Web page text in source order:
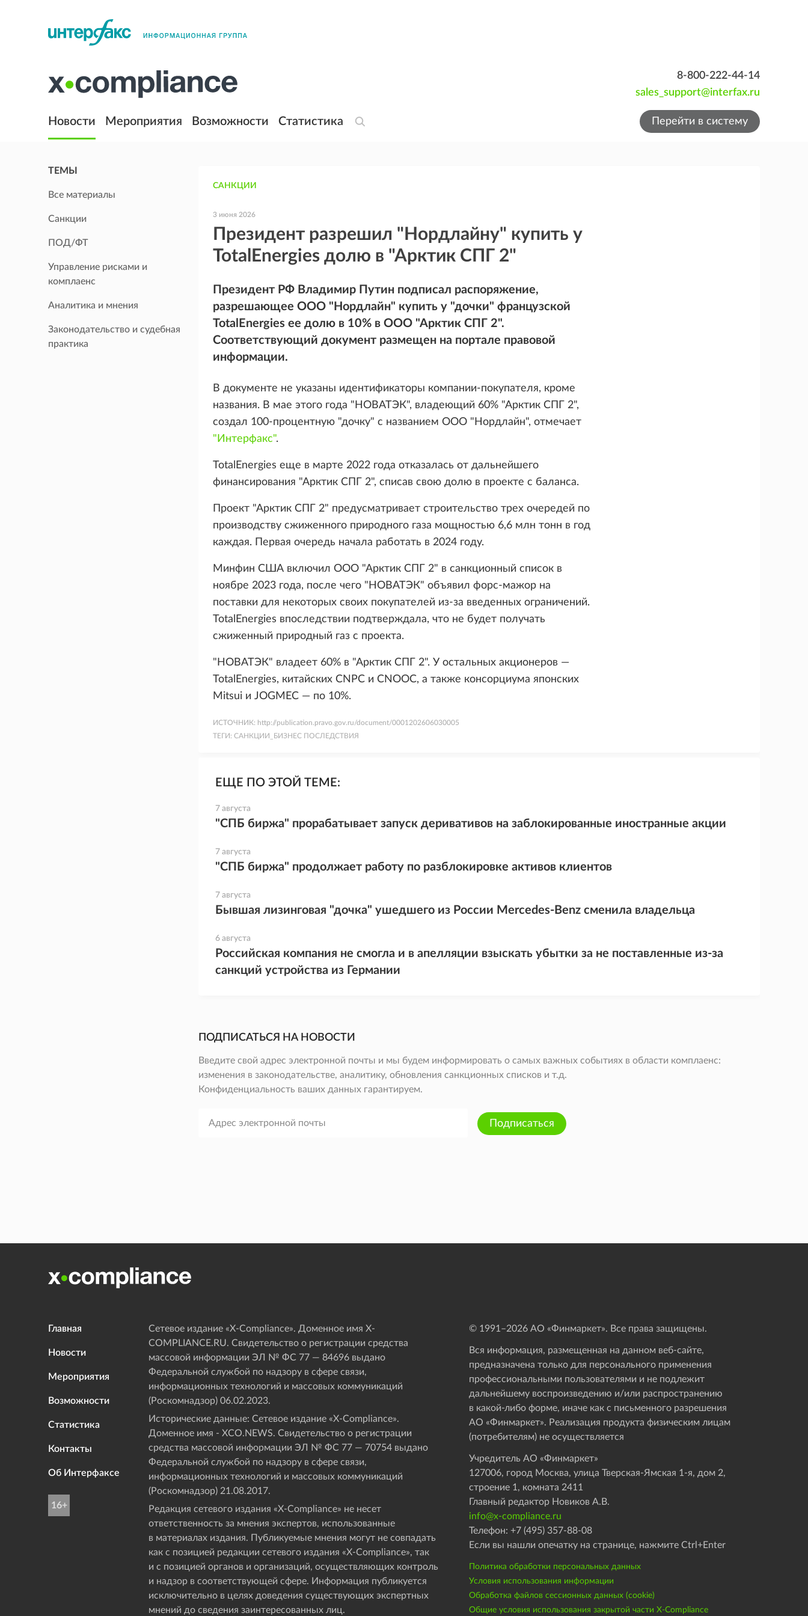
8-800-222-44-14
sales_support@interfax.ru
Новости Мероприятия Возможности Статистика Перейти в систему
ТЕМЫ
Все материалы
Санкции
ПОД/ФТ
Управление рисками и
комплаенс
Аналитика и мнения
Законодательство и судебная
практика
САНКЦИИ
3 июня 2026
Президент разрешил "Нордлайну" купить у
TotalEnergies долю в "Арктик СПГ 2"
Президент РФ Владимир Путин подписал распоряжение,
разрешающее ООО "Нордлайн" купить у "дочки" французской
TotalEnergies ее долю в 10% в ООО "Арктик СПГ 2".
Соответствующий документ размещен на портале правовой
информации.
В документе не указаны идентификаторы компании-покупателя, кроме
названия. В мае этого года "НОВАТЭК", владеющий 60% "Арктик СПГ 2",
создал 100-процентную "дочку" с названием ООО "Нордлайн", отмечает
"Интерфакс".
TotalEnergies еще в марте 2022 года отказалась от дальнейшего
финансирования "Арктик СПГ 2", списав свою долю в проекте с баланса.
Проект "Арктик СПГ 2" предусматривает строительство трех очередей по
производству сжиженного природного газа мощностью 6,6 млн тонн в год
каждая. Первая очередь начала работать в 2024 году.
Минфин США включил ООО "Арктик СПГ 2" в санкционный список в
ноябре 2023 года, после чего "НОВАТЭК" объявил форс-мажор на
поставки для некоторых своих покупателей из-за введенных ограничений.
TotalEnergies впоследствии подтверждала, что не будет получать
сжиженный природный газ с проекта.
"НОВАТЭК" владеет 60% в "Арктик СПГ 2". У остальных акционеров —
TotalEnergies, китайских CNPC и CNOOC, а также консорциума японских
Mitsui и JOGMEC — по 10%.
ИСТОЧНИК: http://publication.pravo.gov.ru/document/0001202606030005
ТЕГИ: САНКЦИИ_БИЗНЕС ПОСЛЕДСТВИЯ
ЕЩЕ ПО ЭТОЙ ТЕМЕ:
7 августа
"СПБ биржа" прорабатывает запуск деривативов на заблокированные иностранные акции
7 августа
"СПБ биржа" продолжает работу по разблокировке активов клиентов
7 августа
Бывшая лизинговая "дочка" ушедшего из России Mercedes-Benz сменила владельца
6 августа
Российская компания не смогла и в апелляции взыскать убытки за не поставленные из-за
санкций устройства из Германии
ПОДПИСАТЬСЯ НА НОВОСТИ
Введите свой адрес электронной почты и мы будем информировать о самых важных событиях в области комплаенс:
изменения в законодательстве, аналитику, обновления санкционных списков и т.д.
Конфиденциальность ваших данных гарантируем.
Подписаться
Главная
Новости
Мероприятия
Возможности
Статистика
Контакты
Об Интерфаксе
16+
Сетевое издание «Х-Compliance». Доменное имя X-
COMPLIANCE.RU. Свидетельство о регистрации средства
массовой информации ЭЛ № ФС 77 — 84696 выдано
Федеральной службой по надзору в сфере связи,
информационных технологий и массовых коммуникаций
(Роскомнадзор) 06.02.2023.
Исторические данные: Сетевое издание «Х-Compliance».
Доменное имя - XCO.NEWS. Свидетельство о регистрации
средства массовой информации ЭЛ № ФС 77 — 70754 выдано
Федеральной службой по надзору в сфере связи,
информационных технологий и массовых коммуникаций
(Роскомнадзор) 21.08.2017.
Редакция сетевого издания «X-Compliance» не несет
ответственность за мнения экспертов, использованные
в материалах издания. Публикуемые мнения могут не совпадать
как с позицией редакции сетевого издания «X-Compliance», так
и с позицией органов и организаций, осуществляющих контроль
и надзор в соответствующей сфере. Информация публикуется
исключительно в целях доведения существующих экспертных
мнений до сведения заинтересованных лиц.
© 1991–2026АО «Финмаркет». Все права защищены.
Вся информация, размещенная на данном веб-сайте,
предназначена только для персонального применения
профессиональными пользователями и не подлежит
дальнейшему воспроизведению и/или распространению
в какой-либо форме, иначе как с письменного разрешения
АО «Финмаркет». Реализация продукта физическим лицам
(потребителям) не осуществляется
Учредитель АО «Финмаркет»
127006, город Москва, улица Тверская-Ямская 1-я, дом 2,
строение 1, комната 2411
Главный редактор Новиков А.В.
info@x-compliance.ru
Телефон: +7 (495) 357-88-08
Если вы нашли опечатку на странице, нажмите Ctrl+Enter
Политика обработки персональных данных
Условия использования информации
Обработка файлов сессионных данных (cookie)
Общие условия использования закрытой части X-Compliance